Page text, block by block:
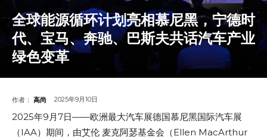
全球能源循环计划亮相慕尼黑，宁德时
代、宝马、奔驰、巴斯夫共话汽车产业
绿色变革
作者： 高尚 2025年9月10日
2025年9月7日——欧洲最大汽车展德国慕尼黑国际汽车展
（IAA）期间，由艾伦 麦克阿瑟基金会（Ellen MacArthur